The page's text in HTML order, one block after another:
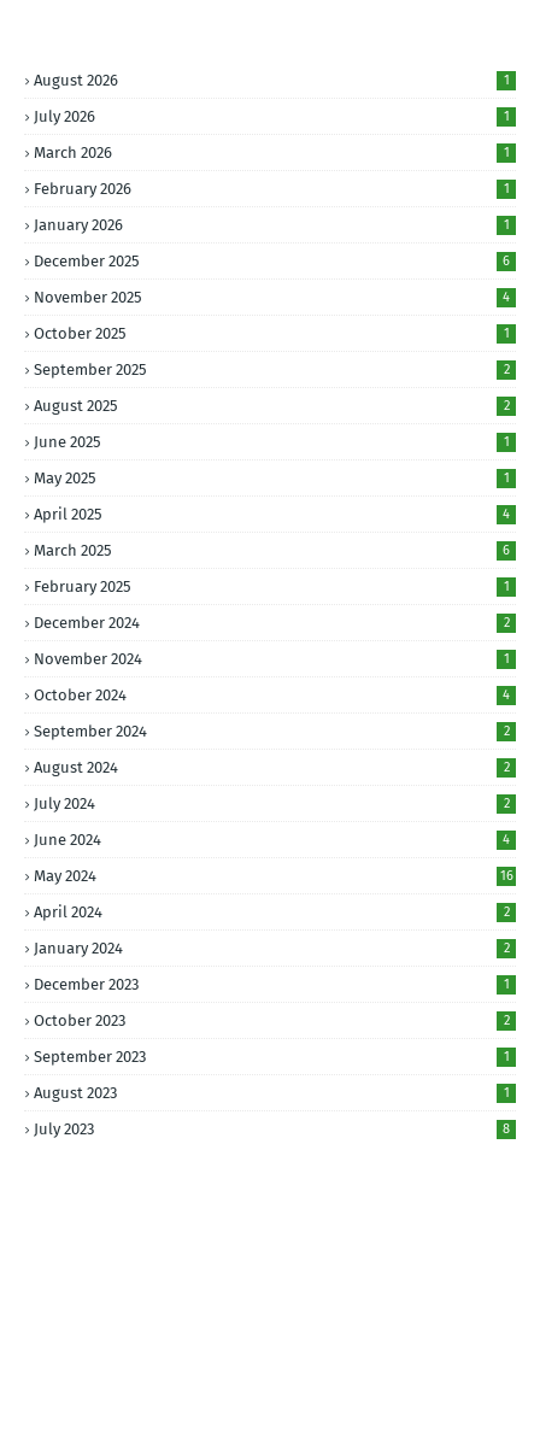
August 2026 1
July 2026 1
March 2026 1
February 2026 1
January 2026 1
December 2025 6
November 2025 4
October 2025 1
September 2025 2
August 2025 2
June 2025 1
May 2025 1
April 2025 4
March 2025 6
February 2025 1
December 2024 2
November 2024 1
October 2024 4
September 2024 2
August 2024 2
July 2024 2
June 2024 4
May 2024 16
April 2024 2
January 2024 2
December 2023 1
October 2023 2
September 2023 1
August 2023 1
July 2023 8